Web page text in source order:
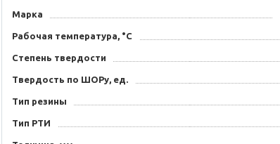
Марка
Рабочая температура, °C
Степень твердости
Твердость по ШОРу, ед.
Тип резины
Тип РТИ